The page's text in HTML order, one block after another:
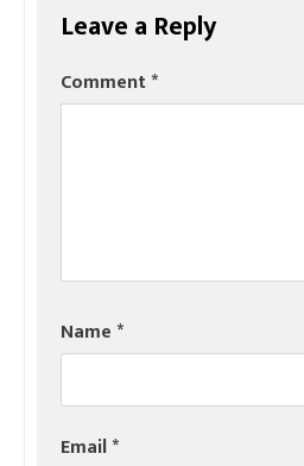
Leave a Reply
Comment*
Name*
Email*